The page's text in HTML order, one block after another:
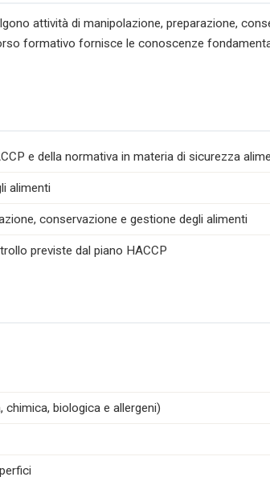
attività di manipolazione, preparazione,
formativo fornisce le conoscenze
e della normativa in materia di sicurezza
alimenti
conservazione e gestione degli alimenti
previste dal piano HACCP
biologica e allergeni)